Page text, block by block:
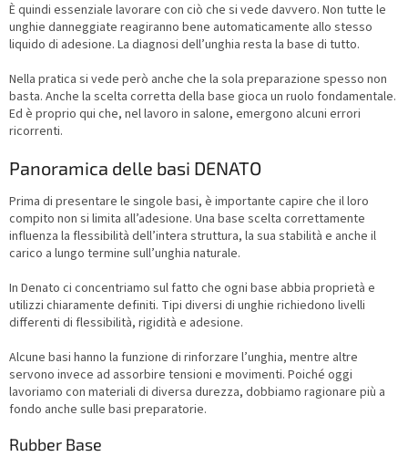
È quindi essenziale lavorare con ciò che si vede davvero. Non tutte le
unghie danneggiate reagiranno bene automaticamente allo stesso
liquido di adesione. La diagnosi dell’unghia resta la base di tutto.
Nella pratica si vede però anche che la sola preparazione spesso non
basta. Anche la scelta corretta della base gioca un ruolo fondamentale.
Ed è proprio qui che, nel lavoro in salone, emergono alcuni errori
ricorrenti.
Panoramica delle basi DENATO
Prima di presentare le singole basi, è importante capire che il loro
compito non si limita all’adesione. Una base scelta correttamente
influenza la flessibilità dell’intera struttura, la sua stabilità e anche il
carico a lungo termine sull’unghia naturale.
In Denato ci concentriamo sul fatto che ogni base abbia proprietà e
utilizzi chiaramente definiti. Tipi diversi di unghie richiedono livelli
differenti di flessibilità, rigidità e adesione.
Alcune basi hanno la funzione di rinforzare l’unghia, mentre altre
servono invece ad assorbire tensioni e movimenti. Poiché oggi
lavoriamo con materiali di diversa durezza, dobbiamo ragionare più a
fondo anche sulle basi preparatorie.
Rubber Base